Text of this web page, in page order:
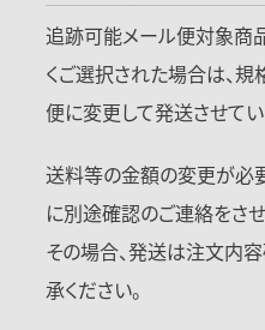
追跡可能メール便対象商
くご選択された場合は、
便に変更して発送させてい
送料等の金額の変更が必
に別途確認のご連絡をさ
その場合、発送は注文内
承ください。